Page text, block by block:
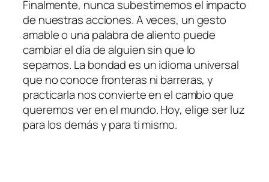
Finalmente, nunca subestimemos el impacto
de nuestras acciones. A veces, un gesto
amable o una palabra de aliento puede
cambiar el día de alguien sin que lo
sepamos. La bondad es un idioma universal
que no conoce fronteras ni barreras, y
practicarla nos convierte en el cambio que
queremos ver en el mundo. Hoy, elige ser luz
para los demás y para ti mismo.